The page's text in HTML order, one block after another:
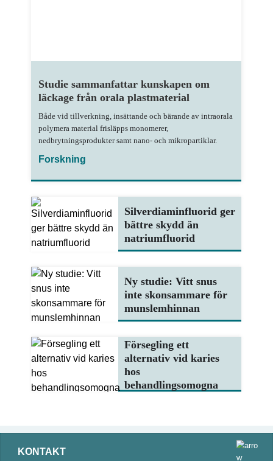
Studie sammanfattar kunskapen om
läckage från orala plastmaterial
Både vid tillverkning, insättande och bärande av intraorala
polymera material frisläpps monomerer,
nedbrytningsprodukter samt nano- och mikropartiklar.
Forskning
Silverdiaminfluorid ger
bättre skydd än
natriumfluorid
Ny studie: Vitt snus
inte skonsammare för
munslemhinnan
Försegling ett
alternativ vid karies
hos
behandlingsomogna
KONTAKT